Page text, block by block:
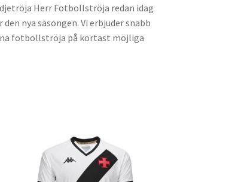
Herr Fotbollströja redan idag
nya säsongen. Vi erbjuder snabb
fotbollströja på kortast möjliga